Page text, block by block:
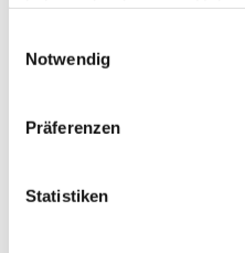
Notwendig
Präferenzen
Statistiken
Im nächsten Raum tat
den Lichtschalter
der Raum völlig leer bis auf
aufgerollten Teppich in